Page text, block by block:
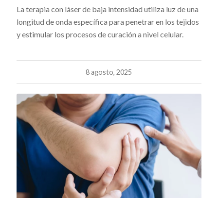
La terapia con láser de baja intensidad utiliza luz de una
longitud de onda específica para penetrar en los tejidos
y estimular los procesos de curación a nivel celular.
8 agosto, 2025